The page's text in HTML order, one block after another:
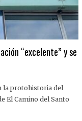
“excelente” y se
la protohistoria del
El Camino del Santo